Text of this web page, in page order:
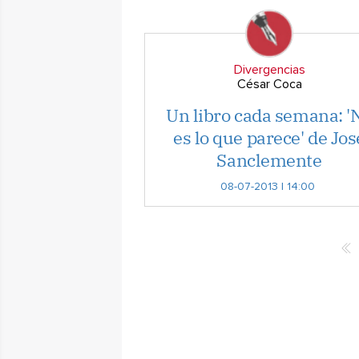
Divergencias
César Coca
Un libro cada semana:
es lo que parece' de
Sanclemente
08-07-2013 | 14:00